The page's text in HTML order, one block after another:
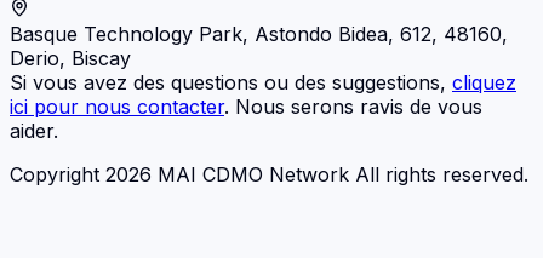
Basque Technology Park, Astondo Bidea, 612, 48160,
Derio, Biscay
Si vous avez des questions ou des suggestions, cliquez
ici pour nous contacter. Nous serons ravis de vous
aider.
Copyright 2026 MAI CDMO Network All rights reserved.